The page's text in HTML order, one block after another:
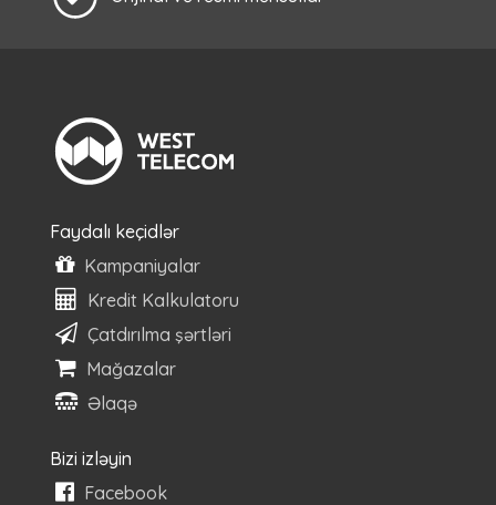
Faydalı keçidlər
Kampaniyalar
Kredit Kalkulatoru
Çatdırılma şərtləri
Mağazalar
Əlaqə
Bizi izləyin
Facebook